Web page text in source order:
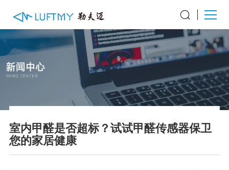
室内甲醛是否超标？试试甲醛传感器保卫
您的家居健康